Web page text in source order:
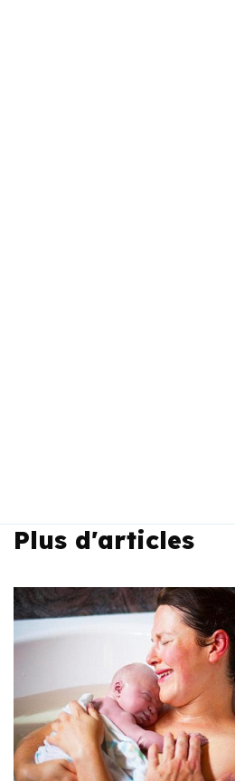
Plus d'articles